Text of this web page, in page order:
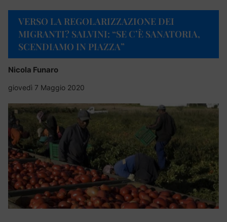
VERSO LA REGOLARIZZAZIONE DEI
MIGRANTI? SALVINI: “SE C’È SANATORIA,
SCENDIAMO IN PIAZZA”
Nicola Funaro
giovedì 7 Maggio 2020